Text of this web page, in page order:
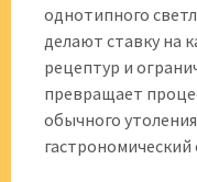
однотипного
делают ставку на
рецептур и
превращает
обычного